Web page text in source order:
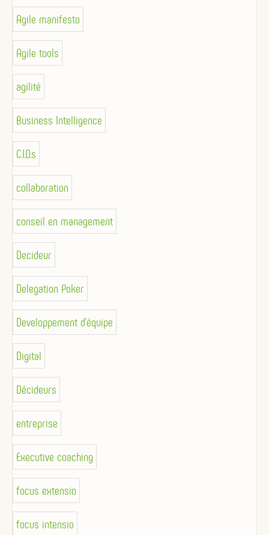
Agile manifesto
Agile tools
agilité
Business Intelligence
C.I.D.s
collaboration
conseil en management
Decideur
Delegation Poker
Developpement d'équipe
Digital
Décideurs
entreprise
Executive coaching
focus extensio
focus intensio